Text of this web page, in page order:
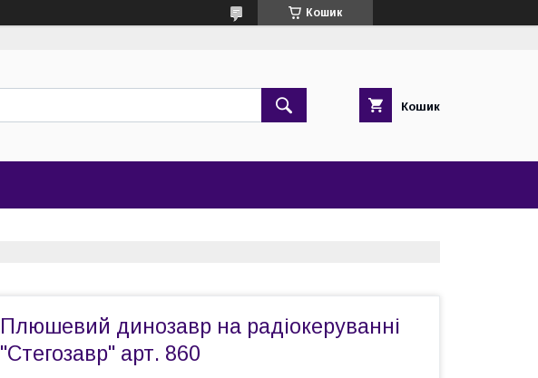
Кошик
Кошик
Плюшевий динозавр на радіокеруванні
"Стегозавр" арт. 860